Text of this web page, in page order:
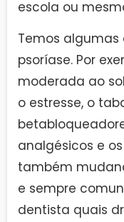
escola ou
Temos
psoríase. Por
moderada ao
o estresse, o
analgésicos e
também
e sempre
dentista quais